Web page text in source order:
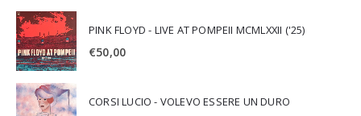
PINK FLOYD - LIVE AT POMPEII MCMLXXII ('25)
€50,00
CORSI LUCIO - VOLEVO ESSERE UN DURO